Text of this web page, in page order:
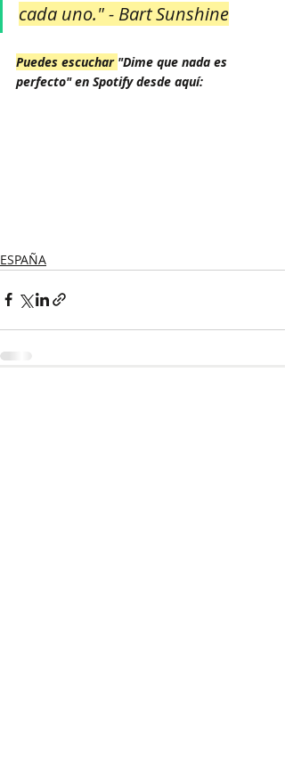
cada uno." - Bart Sunshine
Puedes escuchar "Dime que nada es
perfecto" en Spotify desde aquí:
ESPAÑA